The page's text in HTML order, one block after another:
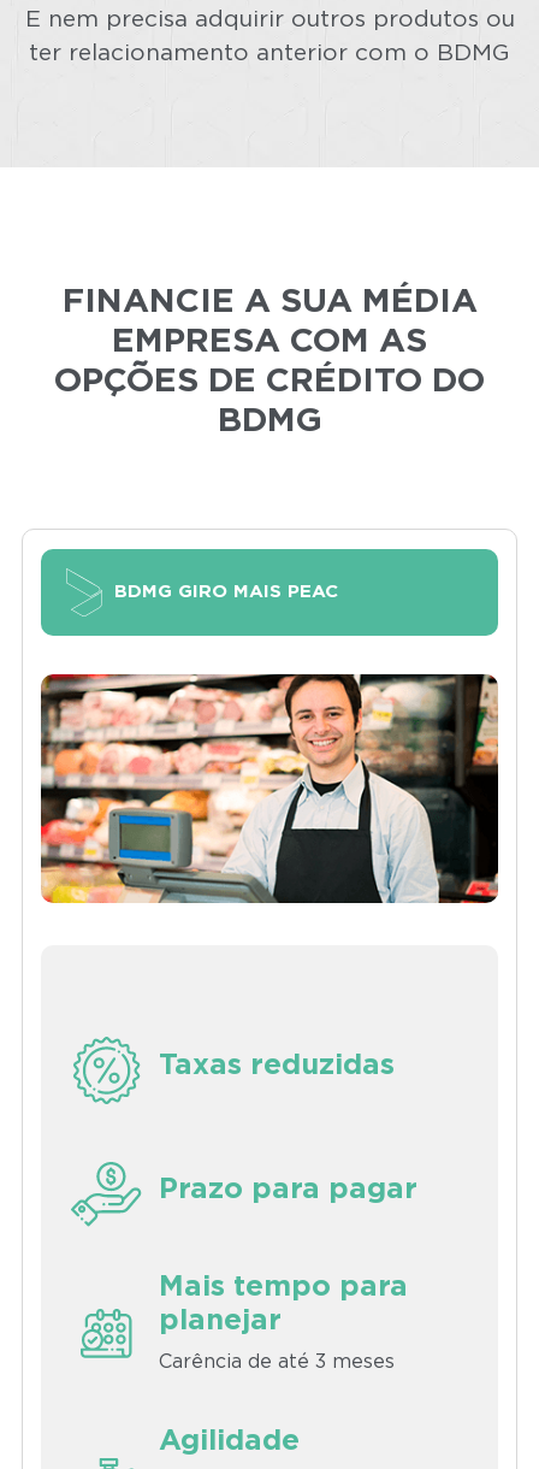
E nem precisa adquirir outros produtos ou
ter relacionamento anterior com o BDMG
FINANCIE A SUA MÉDIA
EMPRESA COM AS
OPÇÕES DE CRÉDITO DO
BDMG
BDMG GIRO MAIS PEAC
Taxas reduzidas
Prazo para pagar
Mais tempo para
planejar
Carência de até 3 meses
Agilidade